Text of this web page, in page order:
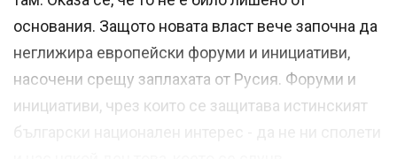
основания. Защото новата власт вече започна да
неглижира европейски форуми и инициативи,
насочени срещу заплахата от Русия. Форуми и
инициативи, чрез които се защитава истинският
български национален интерес - да не ни сполети